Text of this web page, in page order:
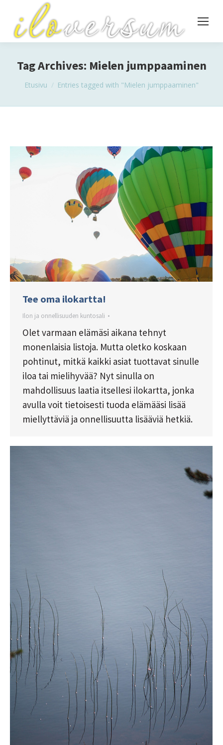
Tag Archives: Mielen jumppaaminen
You are here:
Etusivu Entries tagged with "Mielen jumppaaminen"
Tee oma ilokartta!
Ilon ja onnellisuuden kuntosali
Olet varmaan elämäsi aikana tehnyt
monenlaisia listoja. Mutta oletko koskaan
pohtinut, mitkä kaikki asiat tuottavat sinulle
iloa tai mielihyvää? Nyt sinulla on
mahdollisuus laatia itsellesi ilokartta, jonka
avulla voit tietoisesti tuoda elämääsi lisää
miellyttäviä ja onnellisuutta lisääviä hetkiä.